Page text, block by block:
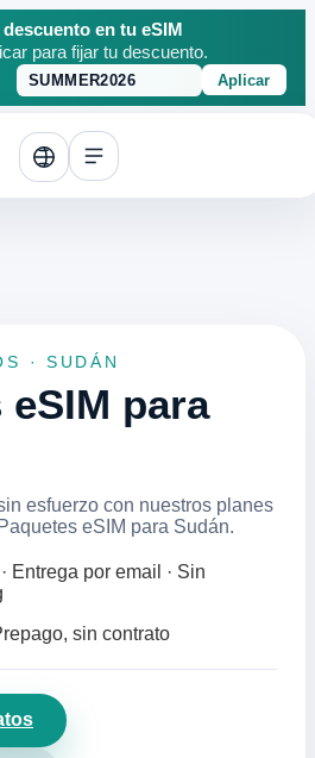
en tu eSIM
para fijar tu descuento.
Aplicar
· SUDÁN
eSIM para
esfuerzo con nuestros planes
eSIM para Sudán.
Entrega por email · Sin
sin contrato